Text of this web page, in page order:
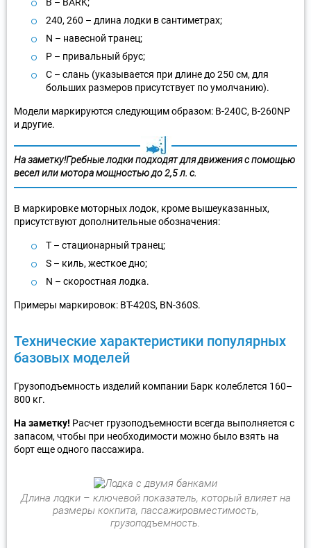
B – BARK;
240, 260 – длина лодки в сантиметрах;
N – навесной транец;
P – привальный брус;
C – слань (указывается при длине до 250 см, для
больших размеров присутствует по умолчанию).
Модели маркируются следующим образом: B-240C, B-260NP
и другие.
На заметку!Гребные лодки подходят для движения с помощью
весел или мотора мощностью до 2,5 л. с.
В маркировке моторных лодок, кроме вышеуказанных,
присутствуют дополнительные обозначения:
T – стационарный транец;
S – киль, жесткое дно;
N – скоростная лодка.
Примеры маркировок: BT-420S, BN-360S.
Технические характеристики популярных
базовых моделей
Грузоподъемность изделий компании Барк колеблется 160–
800 кг.
На заметку! Расчет грузоподъемности всегда выполняется с
запасом, чтобы при необходимости можно было взять на
борт еще одного пассажира.
Длина лодки – ключевой показатель, который влияет на
размеры кокпита, пассажировместимость,
грузоподъемность.